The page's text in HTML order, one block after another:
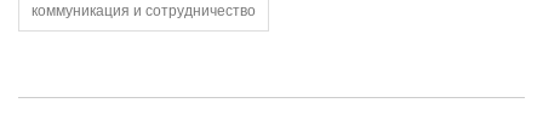
коммуникация и сотрудничество